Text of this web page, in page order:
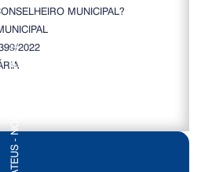
MUNICIPAL?
2022